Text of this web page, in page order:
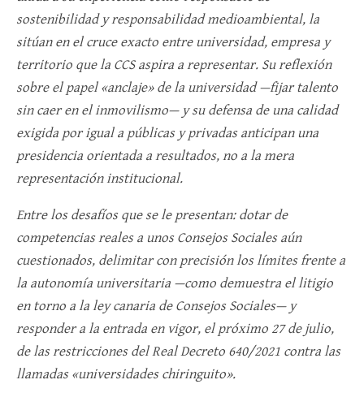
sostenibilidad y responsabilidad medioambiental, la
sitúan en el cruce exacto entre universidad, empresa y
territorio que la CCS aspira a representar. Su reflexión
sobre el papel «anclaje» de la universidad —fijar talento
sin caer en el inmovilismo— y su defensa de una calidad
exigida por igual a públicas y privadas anticipan una
presidencia orientada a resultados, no a la mera
representación institucional.
Entre los desafíos que se le presentan: dotar de
competencias reales a unos Consejos Sociales aún
cuestionados, delimitar con precisión los límites frente a
la autonomía universitaria —como demuestra el litigio
en torno a la ley canaria de Consejos Sociales— y
responder a la entrada en vigor, el próximo 27 de julio,
de las restricciones del Real Decreto 640/2021 contra las
llamadas «universidades chiringuito».